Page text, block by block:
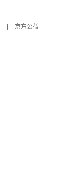
京东公益